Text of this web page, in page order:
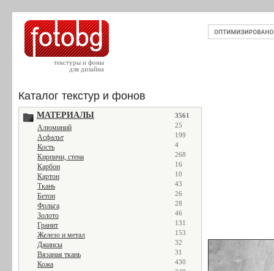
текстуры и фоны
для дизайна
Каталог текстур и фонов
МАТЕРИАЛЫ 3561
Алюминий 25
Асфальт 199
Кость 4
Кирпичи, стена 268
Карбон 16
Картон 10
Ткань 43
Бетон 26
Фольга 28
Золото 46
Гранит 131
Железо и метал 153
Джинсы 32
Вязаная ткань 31
Кожа 430